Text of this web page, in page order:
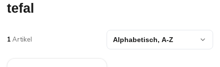
tefal
1Artikel